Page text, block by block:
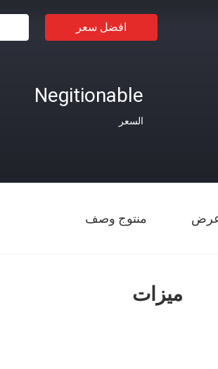
افضل سعر
Negitionable
السعر
عرض منتوج وصف
ميزات